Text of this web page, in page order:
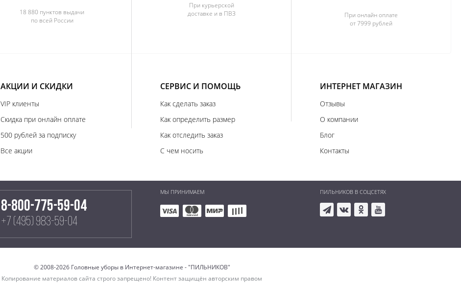
18 880 пунктов выдачи
по всей России
При курьерской
доставке и в ПВЗ
При онлайн оплате
от 7999 рублей
АКЦИИ И СКИДКИ
VIP клиенты
Скидка при онлайн оплате
500 рублей за подписку
Все акции
СЕРВИС И ПОМОЩЬ
Как сделать заказ
Как определить размер
Как отследить заказ
С чем носить
ИНТЕРНЕТ МАГАЗИН
Отзывы
О компании
Блог
Контакты
8-800-775-59-04
+7 (495) 983-59-04
МЫ ПРИНИМАЕМ ПИЛЬНИКОВ В СОЦСЕТЯХ
© 2008-2026 Головные уборы в Интернет-магазине - "ПИЛЬНИКОВ"
Копирование материалов сайта строго запрещено! Контент защищён авторским правом